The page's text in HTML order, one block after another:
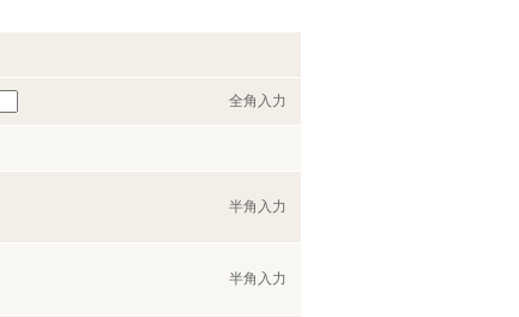
全角入力
半角入力
半角入力